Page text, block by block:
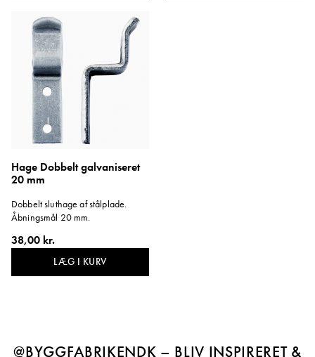
Hage Dobbelt galvaniseret
20 mm
Dobbelt sluthage af stålplade.
Åbningsmål 20 mm.
38,00 kr.
LÆG I KURV
@BYGGFABRIKENDK – BLIV INSPIRERET &